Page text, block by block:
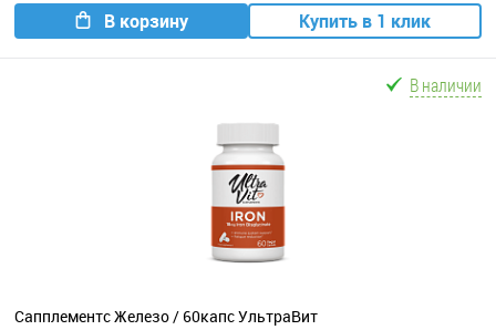
В корзину Купить в 1 клик
В наличии
Сапплементс Железо / 60капс УльтраВит